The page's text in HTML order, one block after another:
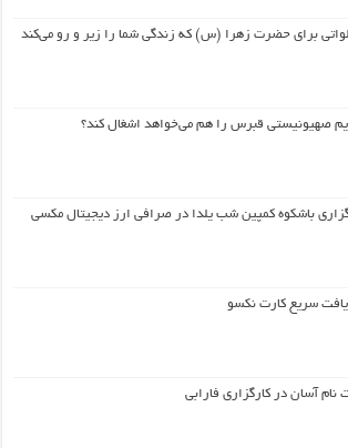
برای حضرت زهرا (س) که زندگی شما را زیر و رو می‌کند
صهیونیستی قبرس را هم می‌خواهد اشغال کند؟
باشکوه کمپین شب یلدا در صرافی ارز دیجیتال مکسی
سریع کارت نکسو
نام آسان در کارگزاری فارابی